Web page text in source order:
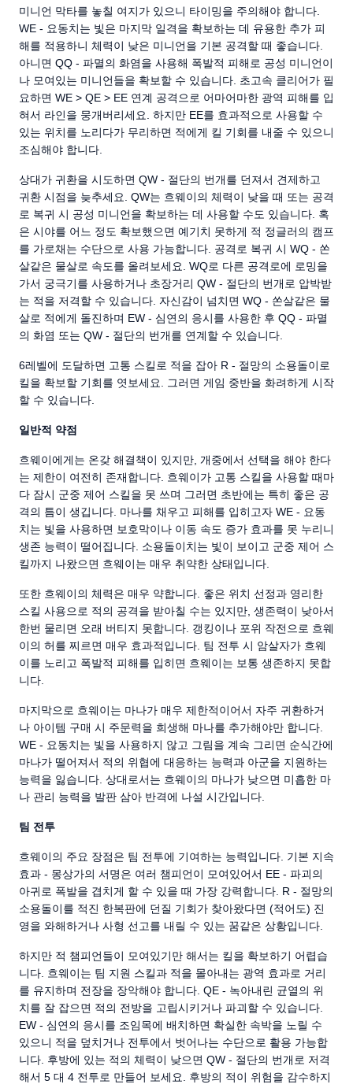
미니언 막타를 놓칠 여지가 있으니 타이밍을 주의해야 합니다.
WE - 요동치는 빛은 마지막 일격을 확보하는 데 유용한 추가 피
해를 적용하니 체력이 낮은 미니언을 기본 공격할 때 좋습니다.
아니면 QQ - 파멸의 화염을 사용해 폭발적 피해로 공성 미니언이
나 모여있는 미니언들을 확보할 수 있습니다. 초고속 클리어가 필
요하면 WE > QE > EE 연계 공격으로 어마어마한 광역 피해를 입
혀서 라인을 뭉개버리세요. 하지만 EE를 효과적으로 사용할 수
있는 위치를 노리다가 무리하면 적에게 킬 기회를 내줄 수 있으니
조심해야 합니다.
상대가 귀환을 시도하면 QW - 절단의 번개를 던져서 견제하고
귀환 시점을 늦추세요. QW는 흐웨이의 체력이 낮을 때 또는 공격
로 복귀 시 공성 미니언을 확보하는 데 사용할 수도 있습니다. 혹
은 시야를 어느 정도 확보했으면 예기치 못하게 적 정글러의 캠프
를 가로채는 수단으로 사용 가능합니다. 공격로 복귀 시 WQ - 쏜
살같은 물살로 속도를 올려보세요. WQ로 다른 공격로에 로밍을
가서 궁극기를 사용하거나 초장거리 QW - 절단의 번개로 압박받
는 적을 저격할 수 있습니다. 자신감이 넘치면 WQ - 쏜살같은 물
살로 적에게 돌진하며 EW - 심연의 응시를 사용한 후 QQ - 파멸
의 화염 또는 QW - 절단의 번개를 연계할 수 있습니다.
6레벨에 도달하면 고통 스킬로 적을 잡아 R - 절망의 소용돌이로
킬을 확보할 기회를 엿보세요. 그러면 게임 중반을 화려하게 시작
할 수 있습니다.
일반적 약점
흐웨이에게는 온갖 해결책이 있지만, 개중에서 선택을 해야 한다
는 제한이 여전히 존재합니다. 흐웨이가 고통 스킬을 사용할 때마
다 잠시 군중 제어 스킬을 못 쓰며 그러면 초반에는 특히 좋은 공
격의 틈이 생깁니다. 마나를 채우고 피해를 입히고자 WE - 요동
치는 빛을 사용하면 보호막이나 이동 속도 증가 효과를 못 누리니
생존 능력이 떨어집니다. 소용돌이치는 빛이 보이고 군중 제어 스
킬까지 나왔으면 흐웨이는 매우 취약한 상태입니다.
또한 흐웨이의 체력은 매우 약합니다. 좋은 위치 선정과 영리한
스킬 사용으로 적의 공격을 받아칠 수는 있지만, 생존력이 낮아서
한번 물리면 오래 버티지 못합니다. 갱킹이나 포위 작전으로 흐웨
이의 허를 찌르면 매우 효과적입니다. 팀 전투 시 암살자가 흐웨
이를 노리고 폭발적 피해를 입히면 흐웨이는 보통 생존하지 못합
니다.
마지막으로 흐웨이는 마나가 매우 제한적이어서 자주 귀환하거
나 아이템 구매 시 주문력을 희생해 마나를 추가해야만 합니다.
WE - 요동치는 빛을 사용하지 않고 그림을 계속 그리면 순식간에
마나가 떨어져서 적의 위협에 대응하는 능력과 아군을 지원하는
능력을 잃습니다. 상대로서는 흐웨이의 마나가 낮으면 미흡한 마
나 관리 능력을 발판 삼아 반격에 나설 시간입니다.
팀 전투
흐웨이의 주요 장점은 팀 전투에 기여하는 능력입니다. 기본 지속
효과 - 몽상가의 서명은 여러 챔피언이 모여있어서 EE - 파괴의
아귀로 폭발을 겹치게 할 수 있을 때 가장 강력합니다. R - 절망의
소용돌이를 적진 한복판에 던질 기회가 찾아왔다면 (적어도) 진
영을 와해하거나 사형 선고를 내릴 수 있는 꿈같은 상황입니다.
하지만 적 챔피언들이 모여있기만 해서는 킬을 확보하기 어렵습
니다. 흐웨이는 팀 지원 스킬과 적을 몰아내는 광역 효과로 거리
를 유지하며 전장을 장악해야 합니다. QE - 녹아내린 균열의 위
치를 잘 잡으면 적의 전방을 고립시키거나 파괴할 수 있습니다.
EW - 심연의 응시를 조임목에 배치하면 확실한 속박을 노릴 수
있으니 적을 덮치거나 전투에서 벗어나는 수단으로 활용 가능합
니다. 후방에 있는 적의 체력이 낮으면 QW - 절단의 번개로 저격
해서 5 대 4 전투로 만들어 보세요. 후방의 적이 위험을 감수하지